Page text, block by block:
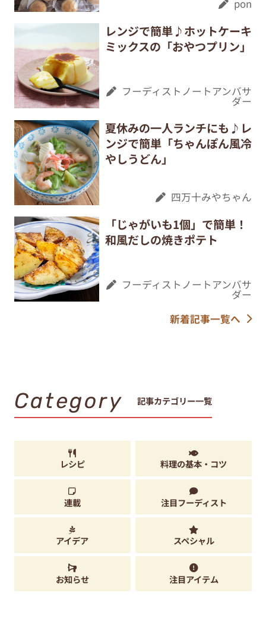
pon
レンジで簡単♪ホットケーキ
ミックスの「おやつプリン」
フーディストノートアンバサ
ダー
夏休みの一人ランチにも♪レ
ンジで簡単「ちゃんぽん風冷
やしうどん」
四万十みやちゃん
「じゃがいも1個」で簡単！
和風だしの焼きポテト
フーディストノートアンバサ
ダー
新着記事一覧へ
Category 記事カテゴリー一覧
レシピ 料理の基本・コツ
連載 注目フーディスト
アイデア スペシャル
お知らせ 注目アイテム